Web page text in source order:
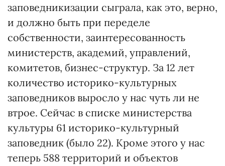
заповедникизации сыграла, как это, верно,
и должно быть при переделе
собственности, заинтересованность
министерств, академий, управлений,
комитетов, бизнес-структур. За 12 лет
количество историко-культурных
заповедников выросло у нас чуть ли не
втрое. Сейчас в списке министерства
культуры 61 историко-культурный
заповедник (было 22). Кроме этого у нас
теперь 588 территорий и объектов